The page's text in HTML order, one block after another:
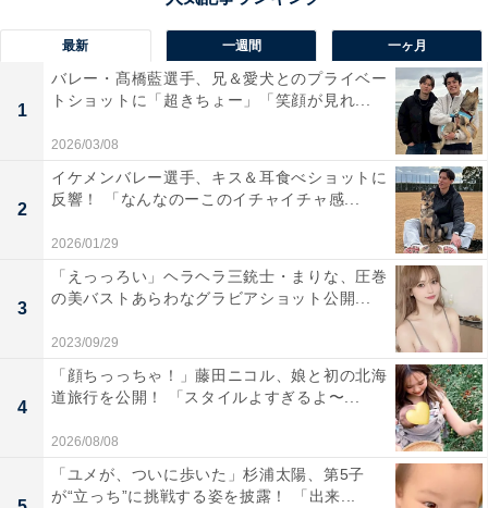
最新 一週間 一ヶ月
1
バレー・髙橋藍選手、兄＆愛犬とのプライベー
トショットに「超きちょー」「笑顔が見れ...
2026/03/08
2
イケメンバレー選手、キス＆耳食べショットに
反響！ 「なんなのーこのイチャイチャ感...
2026/01/29
3
「えっっろい」ヘラヘラ三銃士・まりな、圧巻
の美バストあらわなグラビアショット公開...
2023/09/29
4
「顔ちっっちゃ！」藤田ニコル、娘と初の北海
道旅行を公開！ 「スタイルよすぎるよ〜...
2026/08/08
「ユメが、ついに歩いた」杉浦太陽、第5子
が“立っち”に挑戦する姿を披露！ 「出来...